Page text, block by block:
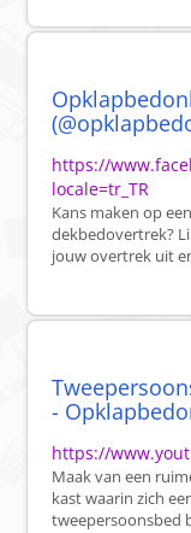
https://
locale=tr_TR
Kans maken op
dekbedovertrek?
jouw overtrek uit
-
https://
Maak van een
kast waarin zich
tweepersoonsbed